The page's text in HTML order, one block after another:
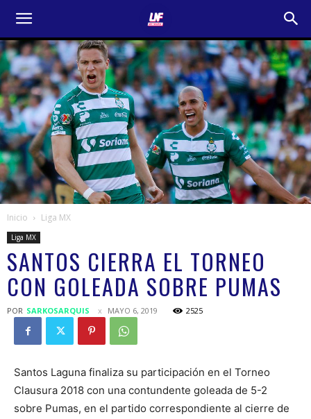
Inicio Liga MX
Liga MX
SANTOS CIERRA EL TORNEO
CON GOLEADA SOBRE PUMAS
POR SARKOSARQUIS MAYO 6, 2019 2525
Santos Laguna finaliza su participación en el Torneo
Clausura 2018 con una contundente goleada de 5-2
sobre Pumas, en el partido correspondiente al cierre de